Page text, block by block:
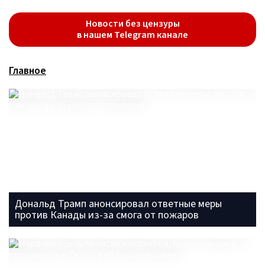
Новости без цензуры
в нашем Telegram канале
Главное
Дональд Трамп анонсировал ответные меры
против Канады из-за смога от пожаров